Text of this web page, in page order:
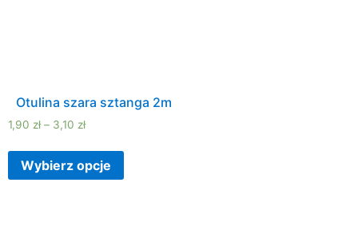
Otulina szara sztanga 2m
1,90 zł – 3,10 zł
Wybierz opcje